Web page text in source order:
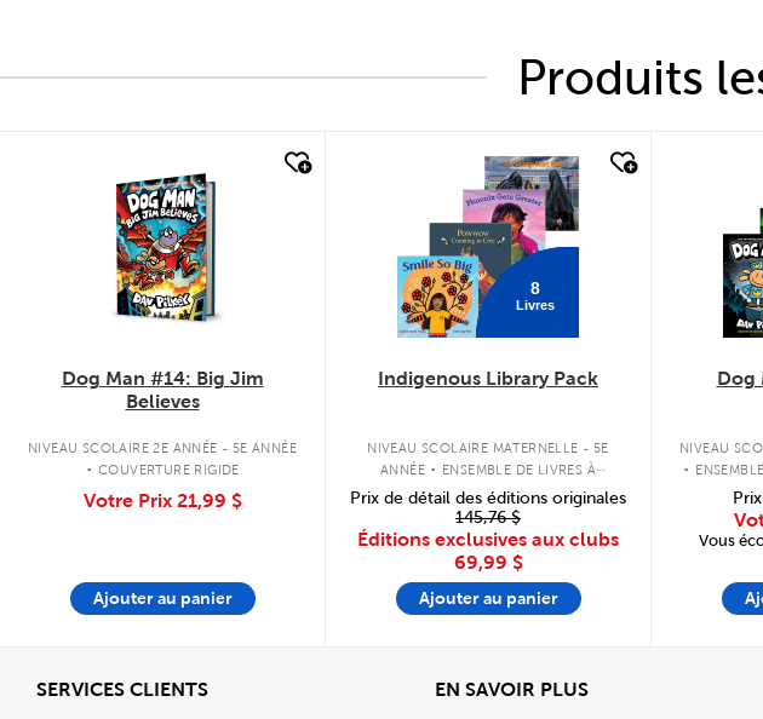
Produits
Dog Man #14: Big Jim
Believes
NIVEAU SCOLAIRE 2E ANNÉE - 5E ANNÉE
. COUVERTURE RIGIDE
Votre Prix 21,99 $
Ajouter au panier
8
Livres
Indigenous Library Pack
NIVEAU SCOLAIRE MATERNELLE - 5E
ANNÉE . ENSEMBLE DE LIVRES À
COUVERTURE SOUPLE
Prix de détail des éditions originales
145,76 $
Éditions exclusives aux clubs
69,99 $
Ajouter au panier
Dog
NIVEAU
.
Vous
SERVICES CLIENTSAfficher EN SAVOIR PLUSView